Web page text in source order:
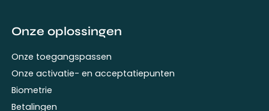
Onze oplossingen
Onze toegangspassen
Onze activatie- en acceptatiepunten
Biometrie
Betalingen